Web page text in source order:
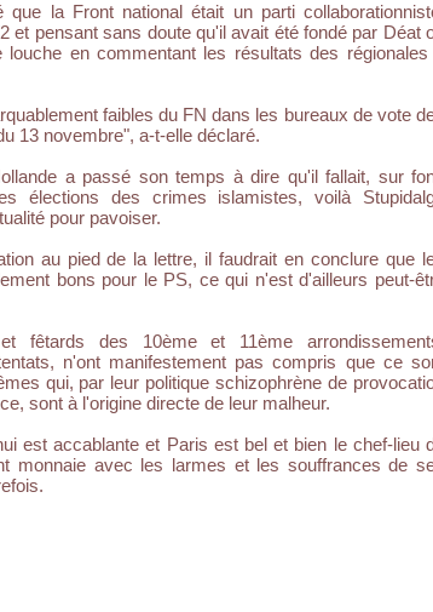
que la Front national était un parti
et pensant sans doute qu'il avait été fondé par Déat
louche en commentant les résultats des régionales
faibles du FN dans les bureaux de vote
13 novembre", a-t-elle déclaré.
a passé son temps à dire qu'il fallait, sur
élections des crimes islamistes, voilà
pour pavoiser.
au pied de la lettre, il faudrait en conclure que
bons pour le PS, ce qui n'est d'ailleurs peut-
des 10ème et 11ème
n'ont manifestement pas compris que ce
qui, par leur politique schizophrène de
sont à l'origine directe de leur malheur.
est accablante et Paris est bel et bien le chef-lieu
monnaie avec les larmes et les souffrances de